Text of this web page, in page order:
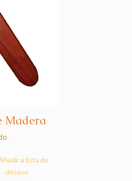
Madera
a lista de
deseos